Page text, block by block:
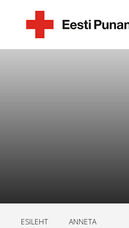
ESILEHT ANNETA